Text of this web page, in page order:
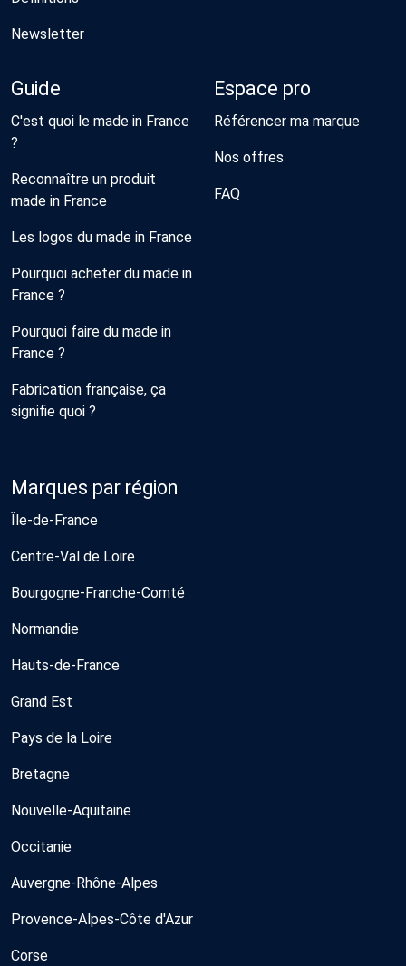
Newsletter
Guide
C'est quoi le made in France
?
Reconnaître un produit
made in France
Les logos du made in France
Pourquoi acheter du made in
France ?
Pourquoi faire du made in
France ?
Fabrication française, ça
signifie quoi ?
Espace pro
Référencer ma marque
Nos offres
FAQ
Marques par région
Île-de-France
Centre-Val de Loire
Bourgogne-Franche-Comté
Normandie
Hauts-de-France
Grand Est
Pays de la Loire
Bretagne
Nouvelle-Aquitaine
Occitanie
Auvergne-Rhône-Alpes
Provence-Alpes-Côte d'Azur
Corse